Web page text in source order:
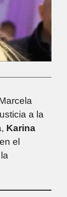
a la
Karina
el